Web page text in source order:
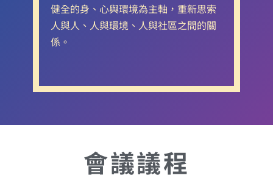
健全的身、心與環境為主軸，重新思索
人與人、人與環境、人與社區之間的關
係。
會議議程